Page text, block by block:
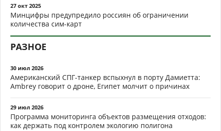
27 окт 2025
Минцифры предупредило россиян об ограничении
количества сим-карт
РАЗНОЕ
30 июл 2026
Американский СПГ-танкер вспыхнул в порту Дамиетта:
Ambrey говорит о дроне, Египет молчит о причинах
29 июл 2026
Программа мониторинга объектов размещения отходов:
как держать под контролем экологию полигона